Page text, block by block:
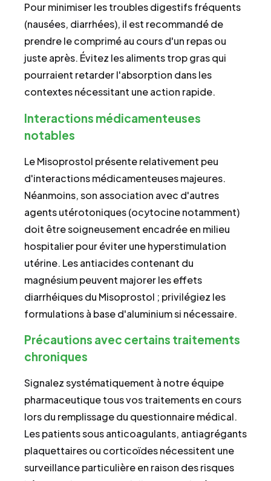
Pour minimiser les troubles digestifs fréquents
(nausées, diarrhées), il est recommandé de
prendre le comprimé au cours d'un repas ou
juste après. Évitez les aliments trop gras qui
pourraient retarder l'absorption dans les
contextes nécessitant une action rapide.
Interactions médicamenteuses
notables
Le Misoprostol présente relativement peu
d'interactions médicamenteuses majeures.
Néanmoins, son association avec d'autres
agents utérotoniques (ocytocine notamment)
doit être soigneusement encadrée en milieu
hospitalier pour éviter une hyperstimulation
utérine. Les antiacides contenant du
magnésium peuvent majorer les effets
diarrhéiques du Misoprostol ; privilégiez les
formulations à base d'aluminium si nécessaire.
Précautions avec certains traitements
chroniques
Signalez systématiquement à notre équipe
pharmaceutique tous vos traitements en cours
lors du remplissage du questionnaire médical.
Les patients sous anticoagulants, antiagrégants
plaquettaires ou corticoïdes nécessitent une
surveillance particulière en raison des risques